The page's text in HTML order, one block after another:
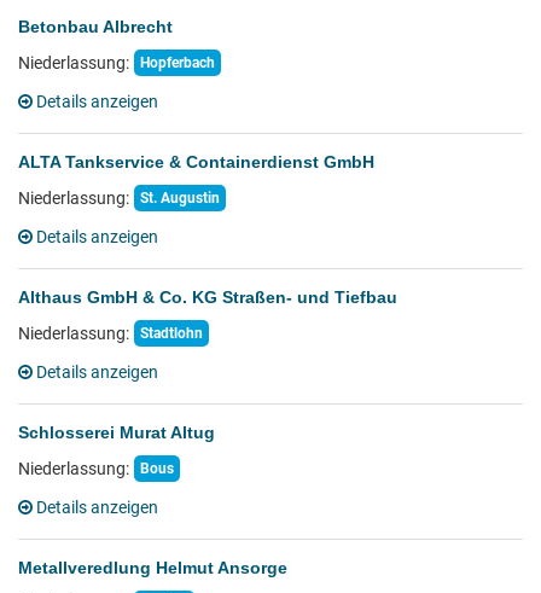
Betonbau Albrecht
Niederlassung:
Hopferbach
Details anzeigen
ALTA Tankservice & Containerdienst GmbH
Niederlassung:
St. Augustin
Details anzeigen
Althaus GmbH & Co. KG Straßen- und Tiefbau
Niederlassung:
Stadtlohn
Details anzeigen
Schlosserei Murat Altug
Niederlassung:
Bous
Details anzeigen
Metallveredlung Helmut Ansorge